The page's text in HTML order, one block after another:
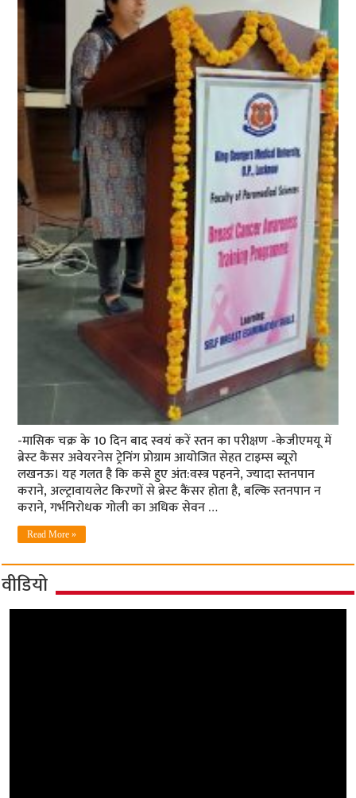
-मासिक चक्र के 10 दिन बाद स्‍वयं करें स्‍तन का परीक्षण -केजीएमयू में
ब्रेस्‍ट कैंसर अवेयरनेस ट्रेनिंग प्रोग्राम आयोजित सेहत टाइम्‍स ब्‍यूरो
लखनऊ। यह गलत है कि कसे हुए अंत:वस्‍त्र पहनने, ज्‍यादा स्‍तनपान
कराने, अल्‍ट्रावायलेट किरणों से ब्रेस्‍ट कैंसर होता है, बल्कि स्‍तनपान न
कराने, गर्भनिरोधक गोली का अधिक सेवन …
Read More »
वीडियो